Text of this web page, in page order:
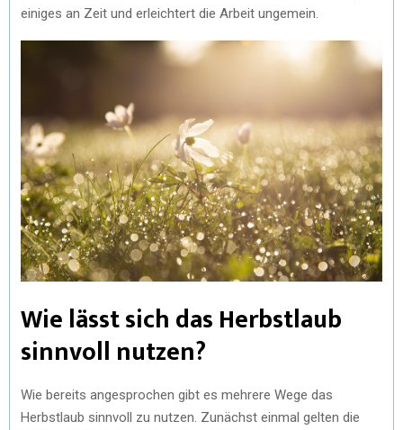
einiges an Zeit und erleichtert die Arbeit ungemein.
Wie lässt sich das Herbstlaub
sinnvoll nutzen?
Wie bereits angesprochen gibt es mehrere Wege das
Herbstlaub sinnvoll zu nutzen. Zunächst einmal gelten die